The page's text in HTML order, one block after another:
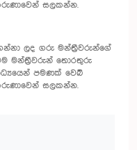
සලකන්න.
ලද ගරු මන්ත්‍රීවරුන්ගේ
මන්ත්‍රීවරුන් තොරතුරු
පමණක් වෙබ්
සලකන්න.